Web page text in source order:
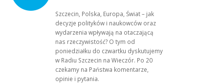
Szczecin, Polska, Europa, Świat – jak
decyzje polityków i naukowców oraz
wydarzenia wpływają na otaczającą
nas rzeczywistość? O tym od
poniedziałku do czwartku dyskutujemy
w Radiu Szczecin na Wieczór. Po 20
czekamy na Państwa komentarze,
opinie i pytania.